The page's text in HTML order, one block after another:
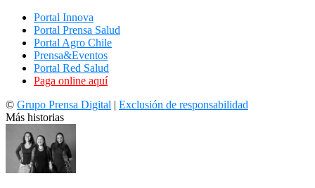
Portal Innova
Portal Prensa Salud
Portal Agro Chile
Prensa&Eventos
Portal Red Salud
Paga online aquí
© Grupo Prensa Digital | Exclusión de responsabilidad
Más historias